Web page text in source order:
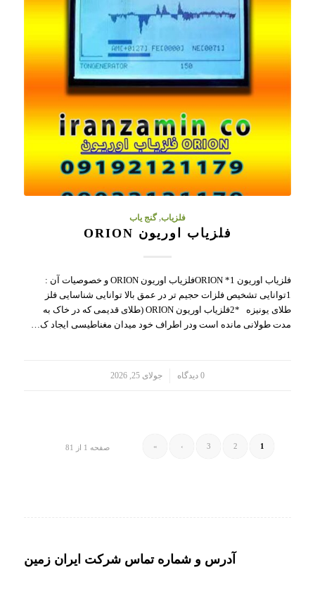
فلزیاب,گنج یاب
فلزیاب اوریون ORION
فلزیاب اوریون ORION *1فلزیاب اوریون ORION و خصوصیات آن :
1توانایی تشخیص فلزات حجیم تر در عمق بالا توانایی شناسایی فلز
طلای یونیزه *2فلزیاب اوریون ORION (طلای قدیمی که در خاک به
مدت طولانی مانده است ودر اطراف خود میدان مغناطیسی ایجاد ک…
0 دیدگاه جولای 25, 2026
صفحه 1 از 81 1
2
3
›
»
آدرس و شماره تماس شرکت ایران زمین